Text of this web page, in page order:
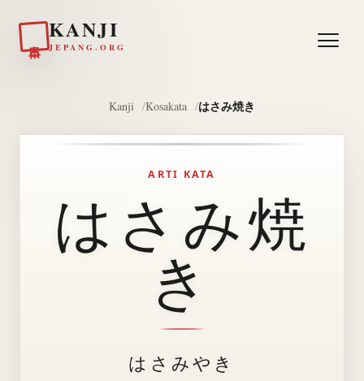
KANJI
JEPANG.ORG
Kanji Kosakata はさみ焼き
ARTI KATA
はさみ焼
き
はさみやき